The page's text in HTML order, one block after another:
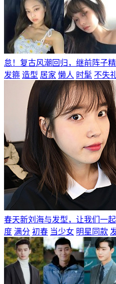
怠！复古风潮回归，继前阵子
发箍 造型 居家 懒人 时髦 不失
春天新刘海与发型，让我们一
度 满分 初春 当少女 明星同款